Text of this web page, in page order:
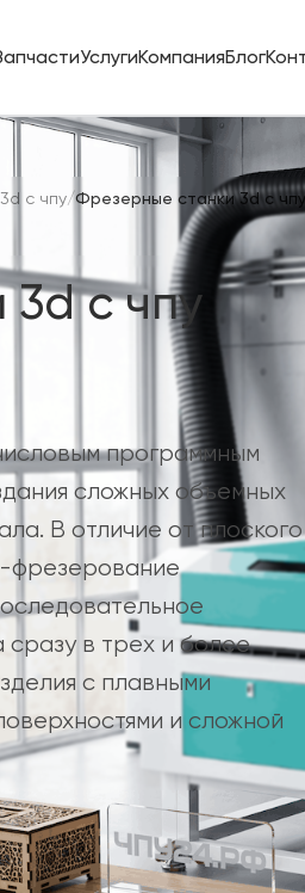
УслугиКомпанияБлог
с чпу/Фрезерные станки 3d с
с чпу
программным
сложных объемных
В отличие от плоского
фрезерование
в трех и более
с плавными
и сложной